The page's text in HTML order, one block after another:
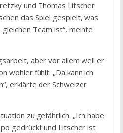
und Thomas Litscher
das Spiel gespielt, was
Team ist“, meinte
aber vor allem weil er
wohler fühlt. „Da kann ich
erklärte der Schweizer
zu gefährlich. „Ich habe
gedrückt und Litscher ist